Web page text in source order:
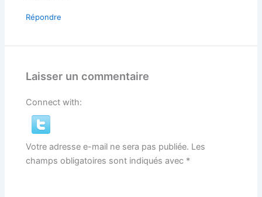
Répondre
Laisser un commentaire
Connect with:
Votre adresse e-mail ne sera pas publiée. Les
champs obligatoires sont indiqués avec *